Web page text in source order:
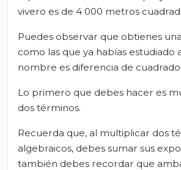
vivero es de 4 000 metros
Puedes observar que obtienes
como las que ya habías estudiado
nombre es diferencia de
Lo primero que debes hacer es
dos términos.
Recuerda que, al multiplicar dos
algebraicos, debes sumar sus
también debes recordar que